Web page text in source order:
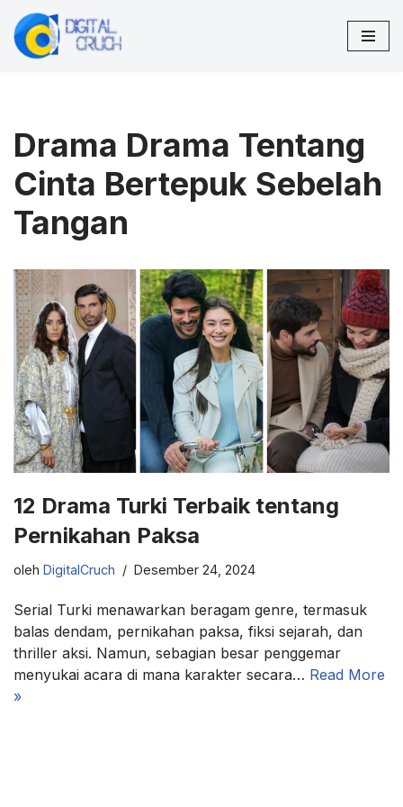
Lompat
Drama Drama Tentang
Cinta Bertepuk Sebelah
Tangan
12 Drama Turki Terbaik tentang
Pernikahan Paksa
oleh DigitalCruch Desember 24, 2024
Serial Turki menawarkan beragam genre, termasuk
balas dendam, pernikahan paksa, fiksi sejarah, dan
thriller aksi. Namun, sebagian besar penggemar
menyukai acara di mana karakter secara… Read More
»